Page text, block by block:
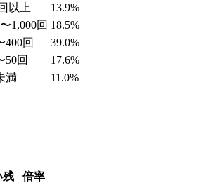
以上
13.9%
1,000回 18.5%
400回
39.0%
50回
17.6%
満
11.0%
残
倍率